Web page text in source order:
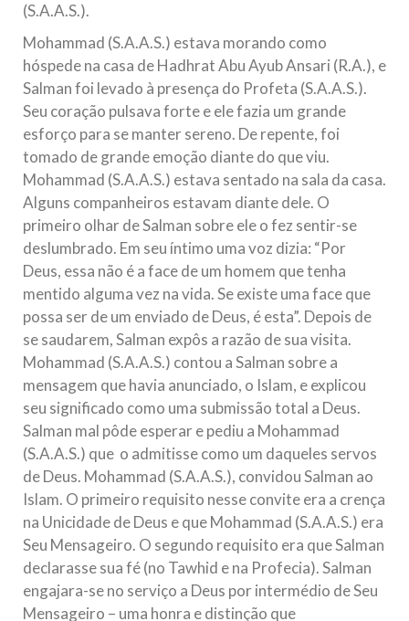
(S.A.A.S.).
Mohammad (S.A.A.S.) estava morando como
hóspede na casa de Hadhrat Abu Ayub Ansari (R.A.), e
Salman foi levado à presença do Profeta (S.A.A.S.).
Seu coração pulsava forte e ele fazia um grande
esforço para se manter sereno. De repente, foi
tomado de grande emoção diante do que viu.
Mohammad (S.A.A.S.) estava sentado na sala da casa.
Alguns companheiros estavam diante dele. O
primeiro olhar de Salman sobre ele o fez sentir-se
deslumbrado. Em seu íntimo uma voz dizia: “Por
Deus, essa não é a face de um homem que tenha
mentido alguma vez na vida. Se existe uma face que
possa ser de um enviado de Deus, é esta”. Depois de
se saudarem, Salman expôs a razão de sua visita.
Mohammad (S.A.A.S.) contou a Salman sobre a
mensagem que havia anunciado, o Islam, e explicou
seu significado como uma submissão total a Deus.
Salman mal pôde esperar e pediu a Mohammad
(S.A.A.S.) que o admitisse como um daqueles servos
de Deus. Mohammad (S.A.A.S.), convidou Salman ao
Islam. O primeiro requisito nesse convite era a crença
na Unicidade de Deus e que Mohammad (S.A.A.S.) era
Seu Mensageiro. O segundo requisito era que Salman
declarasse sua fé (no Tawhid e na Profecia). Salman
engajara-se no serviço a Deus por intermédio de Seu
Mensageiro – uma honra e distinção que